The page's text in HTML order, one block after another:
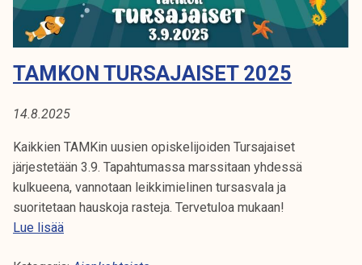
l
j
a
u
n
t
a
E
L
I
J
A
T
i
t
j
a
u
u
v
u
o
s
TAMKON TURSAJAISET 2025
14.8.2025
Kaikkien TAMKin uusien opiskelijoiden Tursajaiset
järjestetään 3.9. Tapahtumassa marssitaan yhdessä
kulkueena, vannotaan leikkimielinen tursasvala ja
suoritetaan hauskoja rasteja. Tervetuloa mukaan!
Lue lisääT